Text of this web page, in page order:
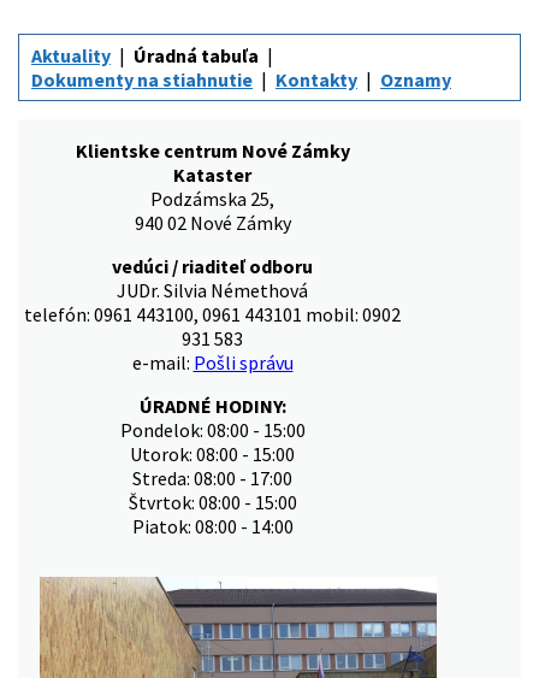
Aktuality
Úradná tabuľa
Dokumenty na stiahnutie
Kontakty Oznamy
Klientske centrum Nové Zámky
Kataster
Podzámska 25,
940 02 Nové Zámky
vedúci / riaditeľ odboru
JUDr. Silvia Némethová
telefón: 0961 443100, 0961 443101 mobil: 0902
931 583
e-mail: Pošli správu
ÚRADNÉ HODINY:
Pondelok: 08:00 - 15:00
Utorok: 08:00 - 15:00
Streda: 08:00 - 17:00
Štvrtok: 08:00 - 15:00
Piatok: 08:00 - 14:00